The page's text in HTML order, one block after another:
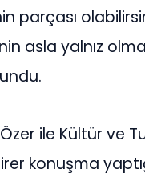
parçası
asla yalnız
ile Kültür ve
konuşma